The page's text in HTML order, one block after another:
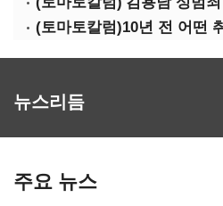
뉴스리듬
주요 뉴스